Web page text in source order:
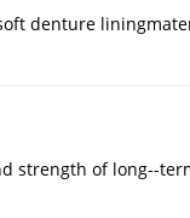
denture
strength of long--